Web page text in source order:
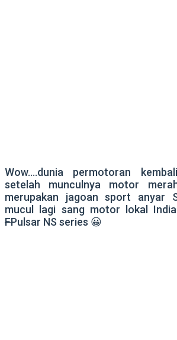
Wow….dunia permotoran
setelah munculnya motor
merupakan jagoan sport anyar
mucul lagi sang motor lokal
FPulsar NS series 😀